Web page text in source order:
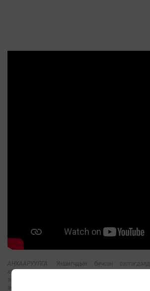
АНХААРУУЛГА: Уншигчдын бичсэн сэтгэгдэлд
хариуцлага хүлээхгүй болно. Манай сайт ХХЗХ-ны
зарим үг, хэллэгийг хязгаарласан тул Та
ашгийг хүндэтгэн үзнэ үү. Хэм хэмжээ зөрчсөн